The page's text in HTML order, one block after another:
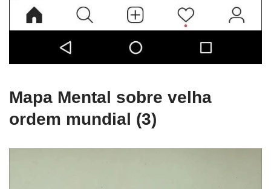
Mapa Mental sobre velha
ordem mundial (3)